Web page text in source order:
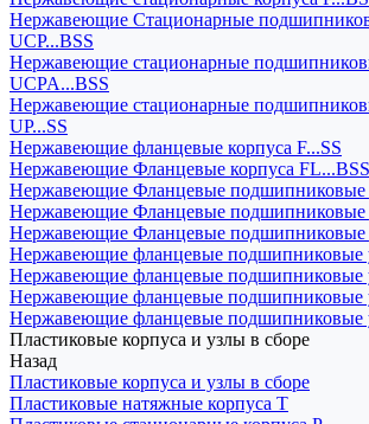
Нержавеющие Стационарные
UCP...BSS
Нержавеющие стационарные
UCPA...BSS
Нержавеющие стационарные
UP...SS
Нержавеющие фланцевые корпуса F...SS
Нержавеющие Фланцевые корпуса FL...BSS
Нержавеющие Фланцевые подшипниковые
Нержавеющие Фланцевые подшипниковые
Нержавеющие Фланцевые подшипниковые
Нержавеющие фланцевые подшипниковые
Нержавеющие фланцевые подшипниковые
Нержавеющие фланцевые подшипниковые
Нержавеющие фланцевые подшипниковые
Пластиковые корпуса и узлы в сборе
Назад
Пластиковые корпуса и узлы в сборе
Пластиковые натяжные корпуса T